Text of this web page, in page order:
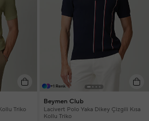
Triko
+1 Renk
Beymen Club
Lacivert Polo Yaka Dikey Çizgili Kısa
Kollu Triko